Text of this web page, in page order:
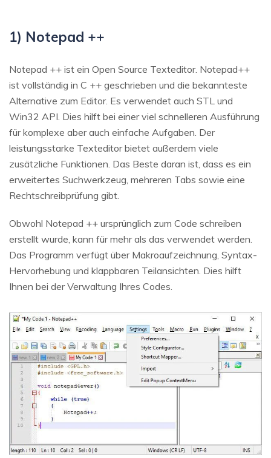
1) Notepad ++
Notepad ++ ist ein Open Source Texteditor. Notepad++
ist vollständig in C ++ geschrieben und die bekannteste
Alternative zum Editor. Es verwendet auch STL und
Win32 API. Dies hilft bei einer viel schnelleren Ausführung
für komplexe aber auch einfache Aufgaben. Der
leistungsstarke Texteditor bietet außerdem viele
zusätzliche Funktionen. Das Beste daran ist, dass es ein
erweitertes Suchwerkzeug, mehreren Tabs sowie eine
Rechtschreibprüfung gibt.
Obwohl Notepad ++ ursprünglich zum Code schreiben
erstellt wurde, kann für mehr als das verwendet werden.
Das Programm verfügt über Makroaufzeichnung, Syntax-
Hervorhebung und klappbaren Teilansichten. Dies hilft
Ihnen bei der Verwaltung Ihres Codes.